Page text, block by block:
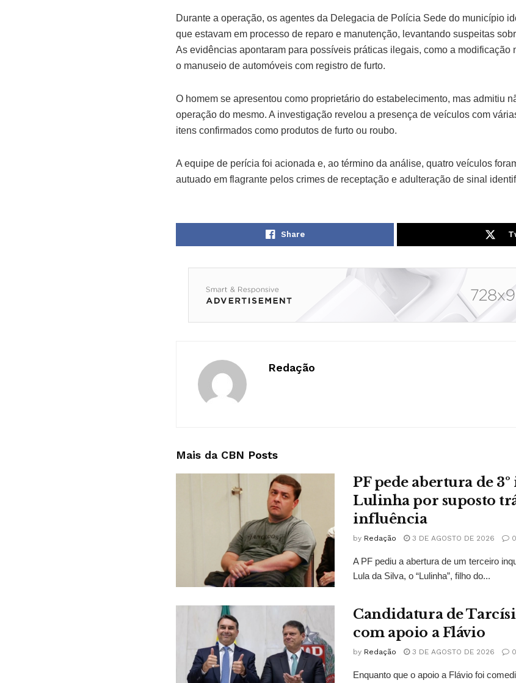
Durante a operação, os agentes da Delegacia de Polícia Sede do município
que estavam em processo de reparo e manutenção, levantando suspeitas
As evidências apontaram para possíveis práticas ilegais, como a modificação
o manuseio de automóveis com registro de furto.
O homem se apresentou como proprietário do estabelecimento, mas admitiu
operação do mesmo. A investigação revelou a presença de veículos com
itens confirmados como produtos de furto ou roubo.
A equipe de perícia foi acionada e, ao término da análise, quatro veículos
autuado em flagrante pelos crimes de receptação e adulteração de sinal
Share
Redação
Mais da CBN Posts
PF pede abertura de
Lulinha por suposto
influência
by Redação 3 DE AGOSTO DE 2026 0
A PF pediu a abertura de um terceiro
Lula da Silva, o “Lulinha”, filho do...
Candidatura de
com apoio a Flávio
by Redação 3 DE AGOSTO DE 2026 0
Enquanto que o apoio a Flávio foi